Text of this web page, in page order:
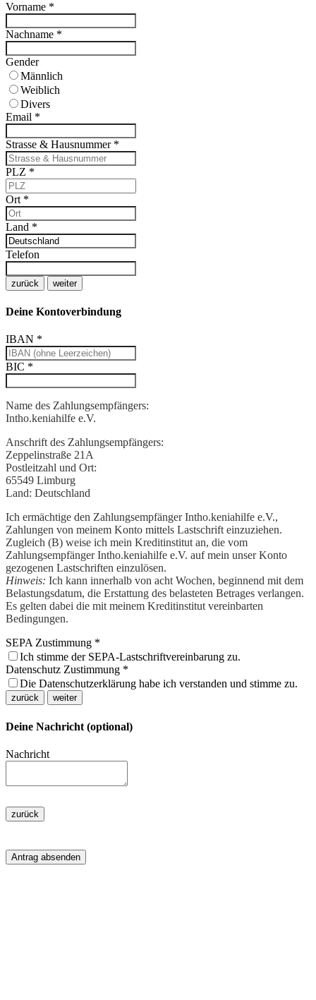
Vorname *
Nachname *
Gender
Männlich
Weiblich
Divers
Email *
Strasse & Hausnummer *
PLZ *
Ort *
Land *
Telefon
zurück weiter
Deine Kontoverbindung
IBAN *
BIC *
Name des Zahlungsempfängers:
Intho.keniahilfe e.V.
Anschrift des Zahlungsempfängers:
Zeppelinstraße 21A
Postleitzahl und Ort:
65549 Limburg
Land: Deutschland
Ich ermächtige den Zahlungsempfänger Intho.keniahilfe e.V.,
Zahlungen von meinem Konto mittels Lastschrift einzuziehen.
Zugleich (B) weise ich mein Kreditinstitut an, die vom
Zahlungsempfänger Intho.keniahilfe e.V. auf mein unser Konto
gezogenen Lastschriften einzulösen.
Hinweis: Ich kann innerhalb von acht Wochen, beginnend mit dem
Belastungsdatum, die Erstattung des belasteten Betrages verlangen.
Es gelten dabei die mit meinem Kreditinstitut vereinbarten
Bedingungen.
SEPA Zustimmung *
Ich stimme der SEPA-Lastschriftvereinbarung zu.
Datenschutz Zustimmung *
Die Datenschutzerklärung habe ich verstanden und stimme zu.
zurück weiter
Deine Nachricht (optional)
Nachricht
zurück
Antrag absenden